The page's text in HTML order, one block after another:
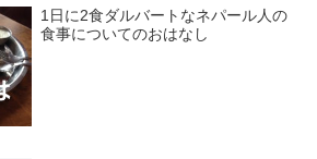
1日に2食ダルバートなネパール人の
食事についてのおはなし